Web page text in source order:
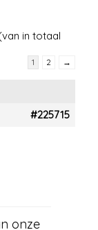
in totaal
1 2 →
#225715
onze